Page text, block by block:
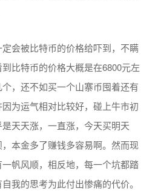
会被比特币的价格给吓到，不瞒
比特币的价格大概是在6800元左
，还不如买一个山寨币囤着还有
为运气相对比较好，碰上牛市初
天天涨，一直涨，今天买明天
本金多了赚钱多容易啊。然而现
帆风顺，相反地，每一个坑都踏
我的思考为此付出惨痛的代价。